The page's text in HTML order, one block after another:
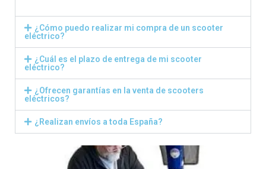
¿Cómo puedo realizar mi compra de un scooter
eléctrico?
¿Cuál es el plazo de entrega de mi scooter
eléctrico?
¿Ofrecen garantías en la venta de scooters
eléctricos?
¿Realizan envíos a toda España?